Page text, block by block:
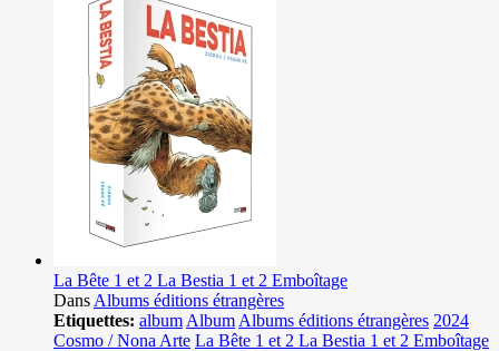
La Bête 1 et 2 La Bestia 1 et 2 Emboîtage
Dans Albums éditions étrangères
Etiquettes: album Album Albums éditions étrangères 2024
Cosmo / Nona Arte La Bête 1 et 2 La Bestia 1 et 2 Emboîtage